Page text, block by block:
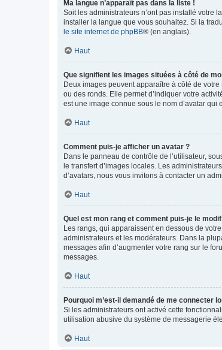
Ma langue n’apparaît pas dans la liste !
Soit les administrateurs n’ont pas installé votre
installer la langue que vous souhaitez. Si la
le site internet de phpBB® (en anglais).
Haut
Que signifient les images situées à côté de
Deux images peuvent apparaître à côté de
ou des ronds. Elle permet d’indiquer votre
est une image connue sous le nom d’avatar
Haut
Comment puis-je afficher un avatar ?
Dans le panneau de contrôle de l’utilisateur,
le transfert d’images locales. Les
d’avatars, nous vous invitons à contacter un
Haut
Quel est mon rang et comment puis-je le
Les rangs, qui apparaissent en dessous de
administrateurs et les modérateurs. Dans la
messages afin d’augmenter votre rang sur le
messages.
Haut
Pourquoi m’est-il demandé de me connecter
Si les administrateurs ont activé cette
utilisation abusive du système de messagerie
Haut